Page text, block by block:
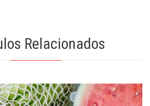
Relacionados